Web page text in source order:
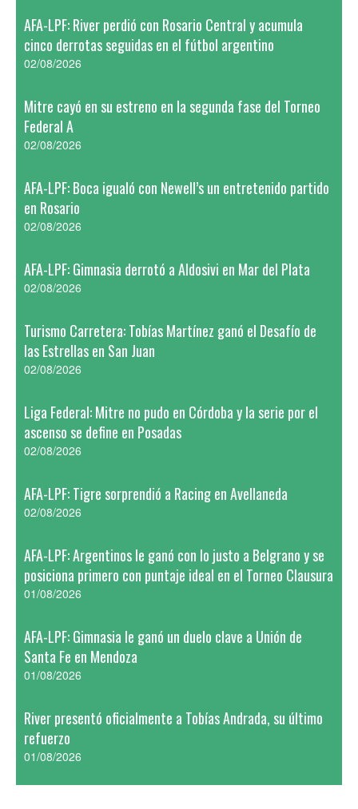
AFA-LPF: River perdió con Rosario Central y acumula
cinco derrotas seguidas en el fútbol argentino
02/08/2026
Mitre cayó en su estreno en la segunda fase del Torneo
Federal A
02/08/2026
AFA-LPF: Boca igualó con Newell’s un entretenido partido
en Rosario
02/08/2026
AFA-LPF: Gimnasia derrotó a Aldosivi en Mar del Plata
02/08/2026
Turismo Carretera: Tobías Martínez ganó el Desafío de
las Estrellas en San Juan
02/08/2026
Liga Federal: Mitre no pudo en Córdoba y la serie por el
ascenso se define en Posadas
02/08/2026
AFA-LPF: Tigre sorprendió a Racing en Avellaneda
02/08/2026
AFA-LPF: Argentinos le ganó con lo justo a Belgrano y se
posiciona primero con puntaje ideal en el Torneo Clausura
01/08/2026
AFA-LPF: Gimnasia le ganó un duelo clave a Unión de
Santa Fe en Mendoza
01/08/2026
River presentó oficialmente a Tobías Andrada, su último
refuerzo
01/08/2026